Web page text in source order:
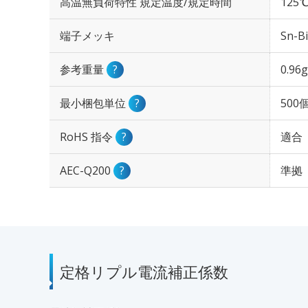
端子メッキ Sn-Bi
参考重量 ? 0.96g
最小梱包単位 ? 500
RoHS 指令 ? 適合
AEC-Q200 ? 準拠
定格リプル電流補正係数